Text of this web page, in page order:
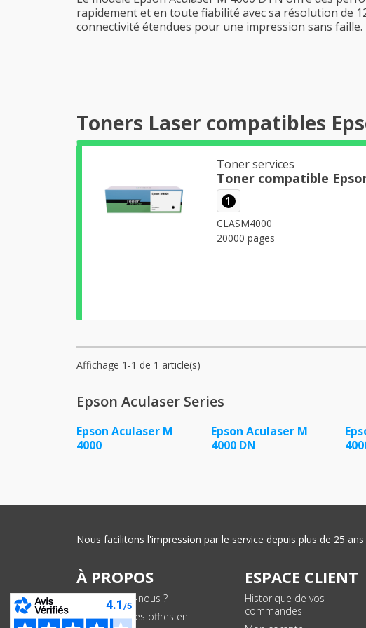
rapidement et en toute fiabilité avec sa résolution de
connectivité étendues pour une impression sans faille.
Toners Laser compatibles
Toner services
Toner compatible
1
CLASM4000
20000 pages
Affichage 1-1 de 1 article(s)
Epson Aculaser Series
Epson Aculaser M
4000
Epson Aculaser M
4000 DN
Nous facilitons l'impression par le service depuis plus de 25
À PROPOS
Qui sommes-nous ?
Conditions des offres en
ESPACE CLIENT
Historique de vos
commandes